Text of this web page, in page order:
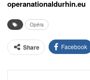
operanationaldurhin.eu
Opéra
Share Facebook